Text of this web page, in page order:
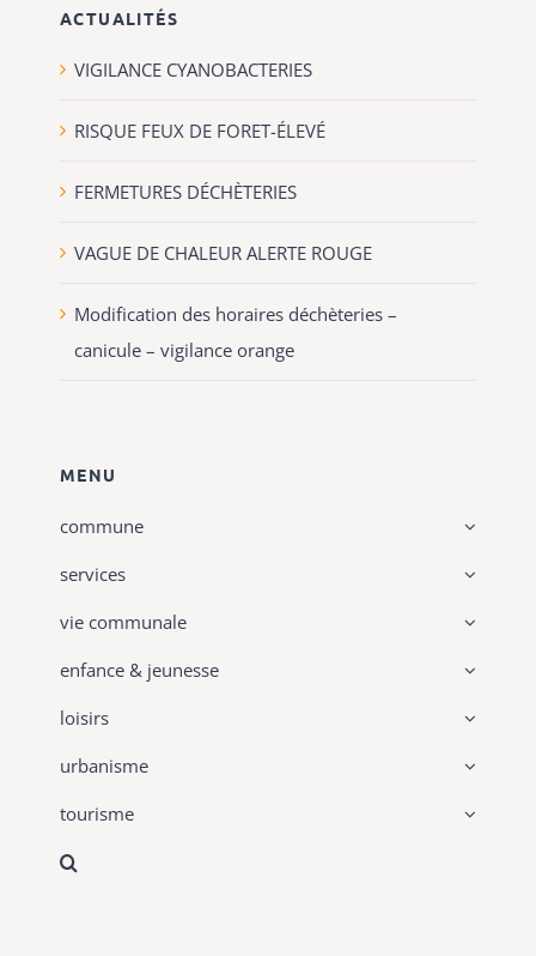
ACTUALITÉS
VIGILANCE CYANOBACTERIES
RISQUE FEUX DE FORET-ÉLEVÉ
FERMETURES DÉCHÈTERIES
VAGUE DE CHALEUR ALERTE ROUGE
Modification des horaires déchèteries –
canicule – vigilance orange
MENU
commune
services
vie communale
enfance & jeunesse
loisirs
urbanisme
tourisme